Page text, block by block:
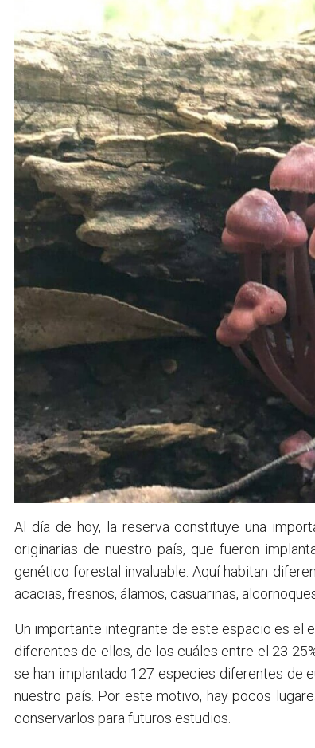
Al día de hoy, la reserva constituye una
originarias de nuestro país, que fueron
genético forestal invaluable. Aquí habitan
acacias, fresnos, álamos, casuarinas,
Un importante integrante de este espacio es el
diferentes de ellos, de los cuáles entre el 23-
se han implantado 127 especies diferentes de
nuestro país. Por este motivo, hay pocos
conservarlos para futuros estudios.